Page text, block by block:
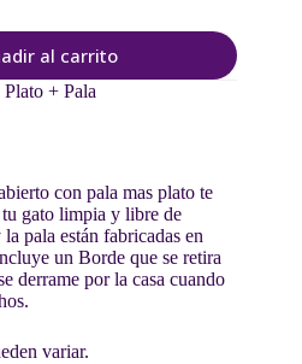
al carrito
+ Pala
con pala mas plato te
tu gato limpia y libre de
pala están fabricadas en
un Borde que se retira
derrame por la casa cuando
variar.